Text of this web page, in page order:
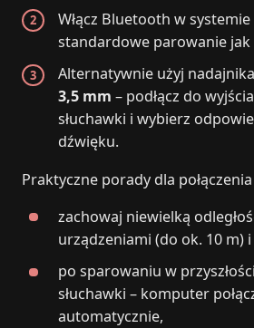
Włącz Bluetooth w
standardowe parowanie jak
Alternatywnie użyj
3,5 mm – podłącz do
słuchawki i wybierz
dźwięku.
Praktyczne porady dla
zachowaj niewielką
urządzeniami (do ok. 10 m)
po sparowaniu w
słuchawki – komputer
automatycznie,